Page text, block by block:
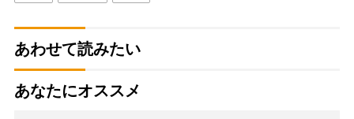
あわせて読みたい
あなたにオススメ